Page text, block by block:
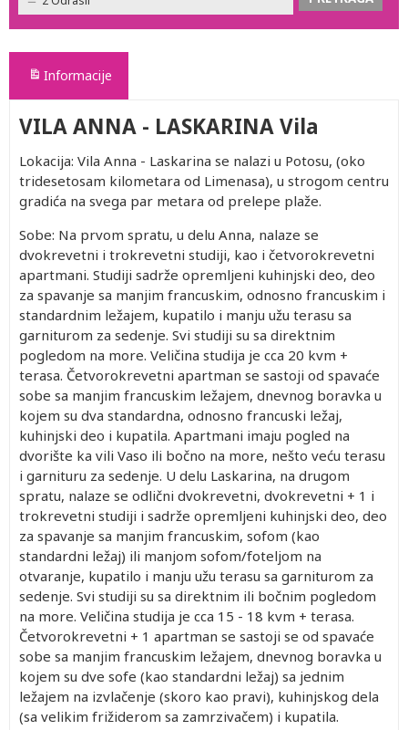
Informacije
VILA ANNA - LASKARINA Vila
Lokacija: Vila Anna - Laskarina se nalazi u Potosu, (oko
tridesetosam kilometara od Limenasa), u strogom centru
gradića na svega par metara od prelepe plaže.
Sobe: Na prvom spratu, u delu Anna, nalaze se
dvokrevetni i trokrevetni studiji, kao i četvorokrevetni
apartmani. Studiji sadrže opremljeni kuhinjski deo, deo
za spavanje sa manjim francuskim, odnosno francuskim i
standardnim ležajem, kupatilo i manju užu terasu sa
garniturom za sedenje. Svi studiji su sa direktnim
pogledom na more. Veličina studija je cca 20 kvm +
terasa. Četvorokrevetni apartman se sastoji od spavaće
sobe sa manjim francuskim ležajem, dnevnog boravka u
kojem su dva standardna, odnosno francuski ležaj,
kuhinjski deo i kupatila. Apartmani imaju pogled na
dvorište ka vili Vaso ili bočno na more, nešto veću terasu
i garnituru za sedenje. U delu Laskarina, na drugom
spratu, nalaze se odlični dvokrevetni, dvokrevetni + 1 i
trokrevetni studiji i sadrže opremljeni kuhinjski deo, deo
za spavanje sa manjim francuskim, sofom (kao
standardni ležaj) ili manjom sofom/foteljom na
otvaranje, kupatilo i manju užu terasu sa garniturom za
sedenje. Svi studiji su sa direktnim ili bočnim pogledom
na more. Veličina studija je cca 15 - 18 kvm + terasa.
Četvorokrevetni + 1 apartman se sastoji se od spavaće
sobe sa manjim francuskim ležajem, dnevnog boravka u
kojem su dve sofe (kao standardni ležaj) sa jednim
ležajem na izvlačenje (skoro kao pravi), kuhinjskog dela
(sa velikim frižiderom sa zamrzivačem) i kupatila.